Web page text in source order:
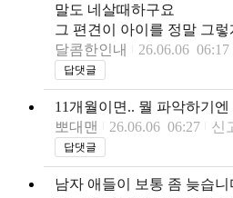
말도 네살때하구요
그 편견이 아이를 정말 그
달콤한인내
26.06.06 06:17
답댓글
11개월이면.. 뭘 파악하기
뽀대맨
26.06.06 06:27 신
답댓글
남자 애들이 보통 좀 늦습니